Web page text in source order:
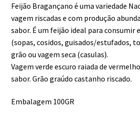
Feijão Bragançano é uma variedade
vagem riscadas e com produção
sabor. É um feijão ideal para consumir
(sopas, cosidos, guisados/estufados,
grão ou vagem seca (casulas).
Vagem verde escuro raiada de
sabor. Grão graúdo castanho riscado.
Embalagem 100GR